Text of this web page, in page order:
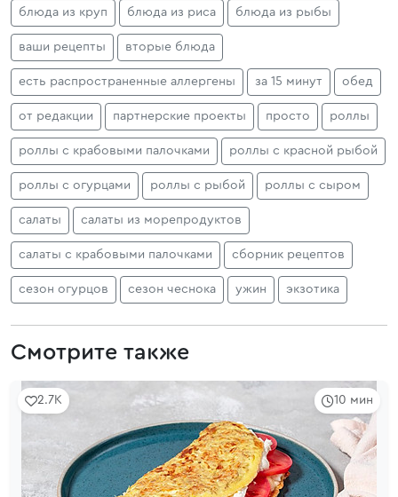
блюда из круп блюда из риса блюда из рыбы
ваши рецепты вторые блюда
есть распространенные аллергены за 15 минут обед
от редакции партнерские проекты просто роллы
роллы с крабовыми палочками роллы с красной рыбой
роллы с огурцами роллы с рыбой роллы с сыром
салаты салаты из морепродуктов
салаты с крабовыми палочками сборник рецептов
сезон огурцов сезон чеснока ужин экзотика
Смотрите также
10 мин
2.7K